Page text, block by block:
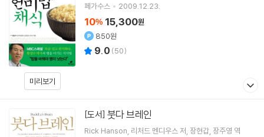
미리보기
페가수스
2009.12.23.
10% 15,300원
850원
9.0 (50)
[도서] 붓다 브레인
Rick Hanson 리처드 멘디우스저 장현갑 장주영 역